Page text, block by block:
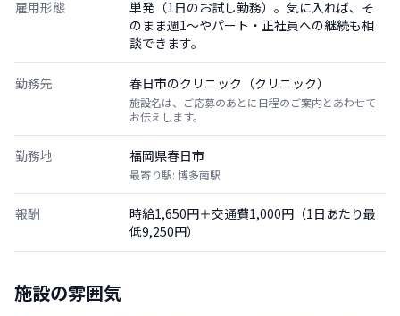
雇用形態
単発（1日のお試し勤務）。気に入れば、そ
のまま週1〜やパート・正社員への継続も相
談できます。
勤務先 春日市のクリニック（クリニック）
施設名は、ご応募のあとに日程のご案内とあわせて
お伝えします。
勤務地 福岡県春日市
最寄り駅: 博多南駅
報酬
時給1,650円＋交通費1,000円（1日あたり最
低9,250円）
施設の雰囲気